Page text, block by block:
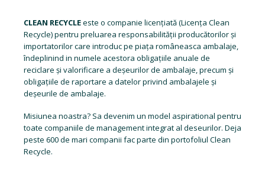
CLEAN RECYCLEeste o companie licențiată (Licența Clean
Recycle) pentru preluarea responsabilității producătorilor și
importatorilor care introduc pe piața româneasca ambalaje,
îndeplinind in numele acestora obligațiile anuale de
reciclare și valorificare a deșeurilor de ambalaje, precum și
obligațiile de raportare a datelor privind ambalajele și
deșeurile de ambalaje.
Misiunea noastra? Sa devenim un model aspirational pentru
toate companiile de management integrat al deseurilor. Deja
peste 600 de mari companii fac parte din portofoliul Clean
Recycle.